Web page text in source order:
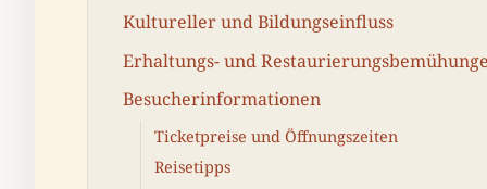
Kultureller und Bildungseinfluss
Erhaltungs- und
Besucherinformationen
Ticketpreise und Öffnungszeiten
Reisetipps